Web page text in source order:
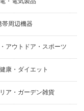
帯周辺機器
アウトドア・スポーツ
康・ダイエット
ア・ガーデン雑貨